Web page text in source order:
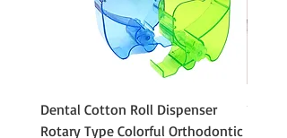
Dental Cotton Roll Dispenser
Rotary Type Colorful Orthodontic